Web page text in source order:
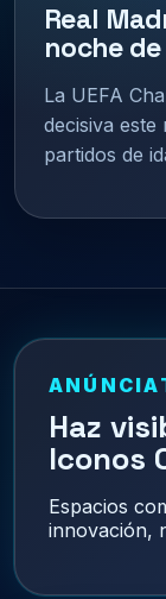
Real
noche
La UEFA
decisiva
partidos de
Haz
Iconos
Espacios
innovación,